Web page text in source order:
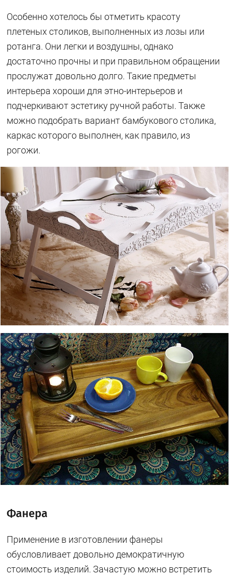
Особенно хотелось бы отметить красоту
плетеных столиков, выполненных из лозы или
ротанга. Они легки и воздушны, однако
достаточно прочны и при правильном обращении
прослужат довольно долго. Такие предметы
интерьера хороши для этно-интерьеров и
подчеркивают эстетику ручной работы. Также
можно подобрать вариант бамбукового столика,
каркас которого выполнен, как правило, из
рогожи.
Фанера
Применение в изготовлении фанеры
обусловливает довольно демократичную
стоимость изделий. Зачастую можно встретить